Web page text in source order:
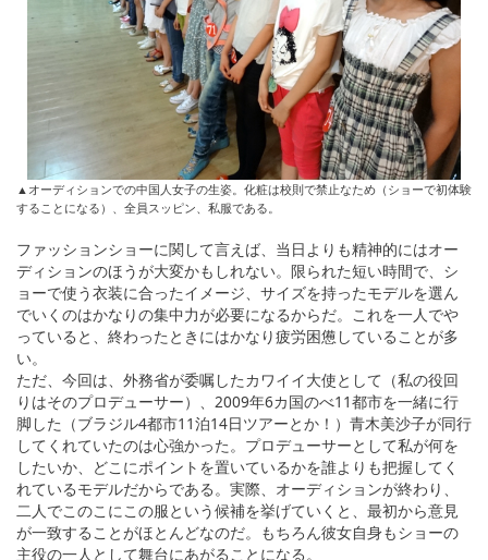
▲オーディションでの中国人女子の生姿。化粧は校則で禁止なため（ショーで初体験
することになる）、全員スッピン、私服である。
ファッションショーに関して言えば、当日よりも精神的にはオー
ディションのほうが大変かもしれない。限られた短い時間で、シ
ョーで使う衣装に合ったイメージ、サイズを持ったモデルを選ん
でいくのはかなりの集中力が必要になるからだ。これを一人でや
っていると、終わったときにはかなり疲労困憊していることが多
い。
ただ、今回は、外務省が委嘱したカワイイ大使として（私の役回
りはそのプロデューサー）、2009年6カ国のべ11都市を一緒に行
脚した（ブラジル4都市11泊14日ツアーとか！）青木美沙子が同行
してくれていたのは心強かった。プロデューサーとして私が何を
したいか、どこにポイントを置いているかを誰よりも把握してく
れているモデルだからである。実際、オーディションが終わり、
二人でこのこにこの服という候補を挙げていくと、最初から意見
が一致することがほとんどなのだ。もちろん彼女自身もショーの
主役の一人として舞台にあがることになる。